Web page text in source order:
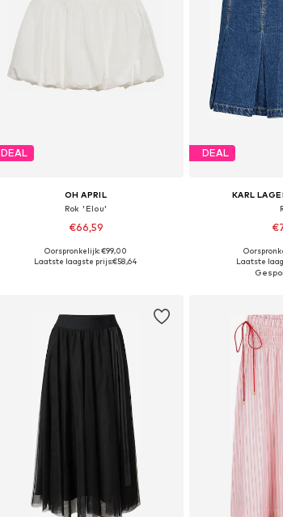
DEAL
OH APRIL
Rok 'Elou'
€66,59
Beschikbare maten: 34, 36, 38, 40, 42
Oorspronkelijk: €99,00
Laatste laagste prijs:€58,64
DEAL
KARL
Beschikbare
In
Laatste